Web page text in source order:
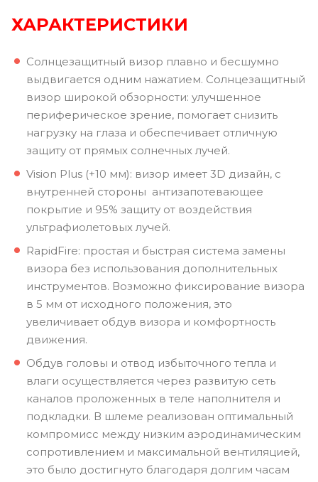
ХАРАКТЕРИСТИКИ
Солнцезащитный визор плавно и бесшумно
выдвигается одним нажатием. Солнцезащитный
визор широкой обзорности: улучшенное
периферическое зрение, помогает снизить
нагрузку на глаза и обеспечивает отличную
защиту от прямых солнечных лучей.
Vision Plus (+10 мм): визор имеет 3D дизайн, с
внутренней стороны антизапотевающее
покрытие и 95% защиту от воздействия
ультрафиолетовых лучей.
RapidFire: простая и быстрая система замены
визора без использования дополнительных
инструментов. Возможно фиксирование визора
в 5 мм от исходного положения, это
увеличивает обдув визора и комфортность
движения.
Обдув головы и отвод избыточного тепла и
влаги осуществляется через развитую сеть
каналов проложенных в теле наполнителя и
подкладки. В шлеме реализован оптимальный
компромисс между низким аэродинамическим
сопротивлением и максимальной вентиляцией,
это было достигнуто благодаря долгим часам